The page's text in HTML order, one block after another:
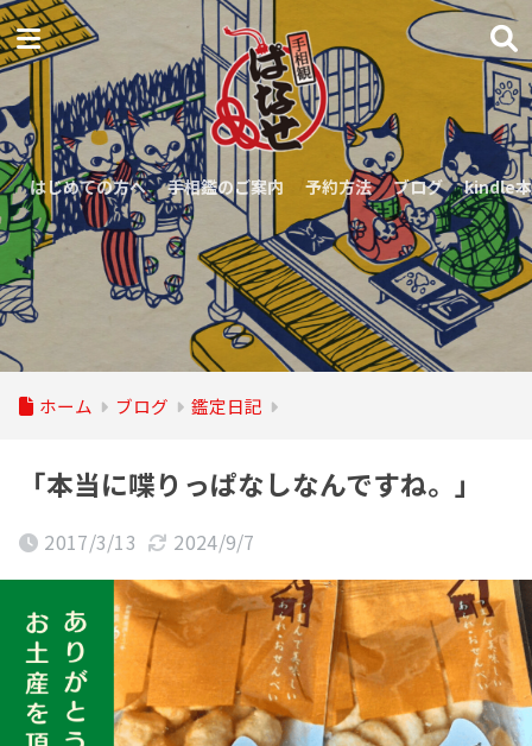
はじめての方へ 手相鑑のご案内 予約方法 ブログ kindle本
ホーム ブログ 鑑定日記
「本当に喋りっぱなしなんですね。」
2017/3/13 2024/9/7